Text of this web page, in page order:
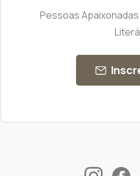
Pessoas